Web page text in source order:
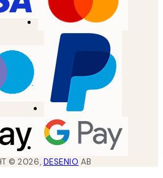
©2026, DESENIO AB